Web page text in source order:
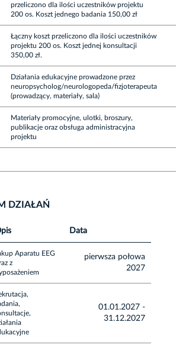
przeliczono dla ilości uczestników projektu
200 os. Koszt jednego badania 150,00 zł
Łączny koszt przeliczono dla ilości uczestników
projektu 200 os. Koszt jednej konsultacji
350,00 zł.
Działania edukacyjne prowadzone przez
neuropsycholog/neurologopeda/fizjoterapeuta
(prowadzący, materiały, sala)
Materiały promocyjne, ulotki, broszury,
publikacje oraz obsługa administracyjna
projektu
DZIAŁAŃ
Data
Aparatu EEG
z
pierwsza połowa
2027
01.01.2027 -
31.12.2027